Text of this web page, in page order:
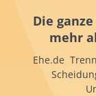
Die
mehr
Ehe.de